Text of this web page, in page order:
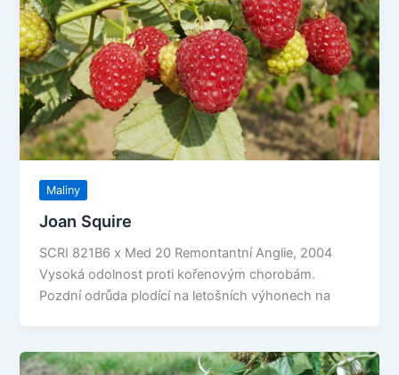
Maliny
Joan Squire
SCRI 821B6 x Med 20 Remontantní Anglie, 2004
Vysoká odolnost proti kořenovým chorobám.
Pozdní odrůda plodící na letošních výhonech na